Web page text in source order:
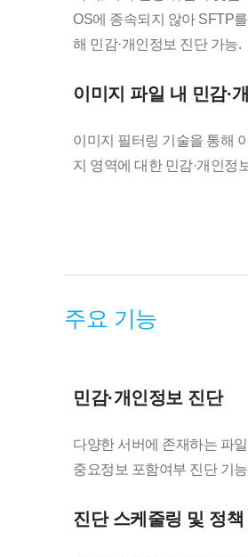
OS에 종속되지 않아 SFTP
해 민감·개인정보 진단 가능.
이미지 파일 내 민감·
이미지 필터링 기술을 통해
지 영역에 대한 민감·개인정
주요 기능
민감·개인정보 진단
다양한 서버에 존재하는 파
중요정보 포함여부 진단 기
진단 스케줄링 및 정책